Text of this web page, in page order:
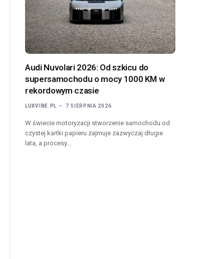
Audi Nuvolari 2026: Od szkicu do
supersamochodu o mocy 1000 KM w
rekordowym czasie
LUXVIBE.PL 7 SIERPNIA 2026
W świecie motoryzacji stworzenie samochodu od
czystej kartki papieru zajmuje zazwyczaj długie
lata, a procesy…